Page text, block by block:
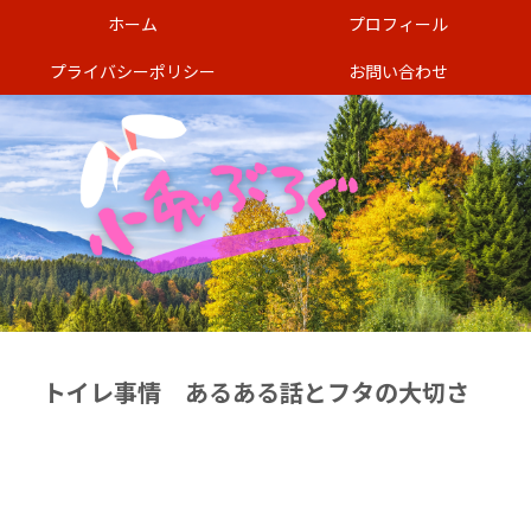
ホーム
プロフィール
プライバシーポリシー
お問い合わせ
トイレ事情 あるある話とフタの大切さ